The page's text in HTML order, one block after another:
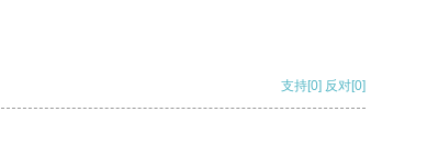
支持[0] 反对[0]